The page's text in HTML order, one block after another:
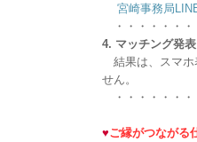
宮崎事務局
・・・・・・・
4. マッチング発
結果は、スマホ
せん。
・・・・・・・
♥ご縁がつながる